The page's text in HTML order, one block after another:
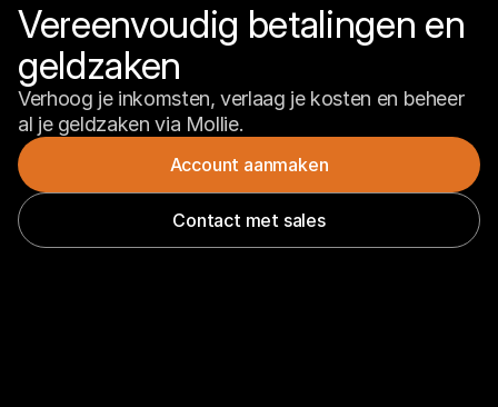
Vereenvoudig betalingen en
geldzaken
Verhoog je inkomsten, verlaag je kosten en beheer
al je geldzaken via Mollie.
Account aanmaken
Contact met sales